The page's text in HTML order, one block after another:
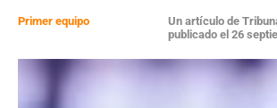
Primer equipo Un artículo de
publicado el 26